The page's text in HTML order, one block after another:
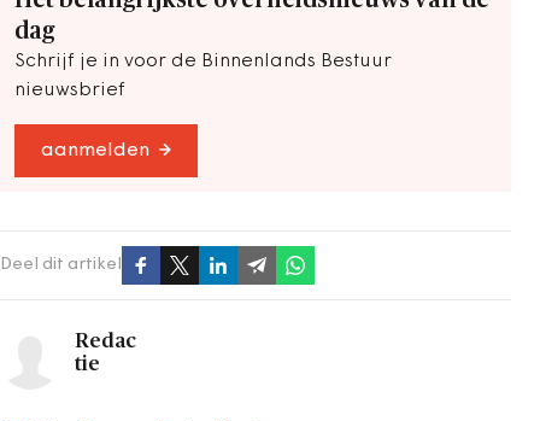
dag
Schrijf je in voor de Binnenlands Bestuur
nieuwsbrief
aanmelden
Deel dit artikel
Redac
tie